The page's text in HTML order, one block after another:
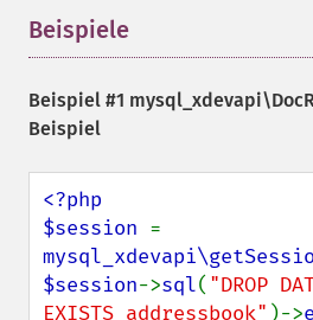
Beispiele
Beispiel #1
Beispiel
<?php
$session
$session->sql( "DROP
EXISTS addressbook" )->